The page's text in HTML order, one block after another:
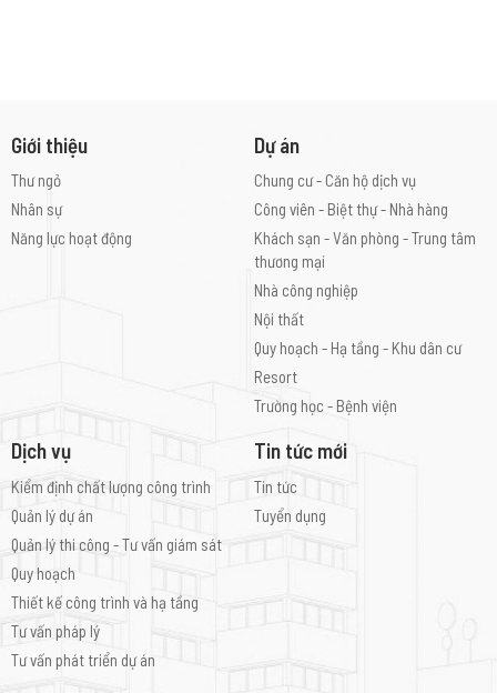
Giới thiệu
Thư ngỏ
Nhân sự
Năng lực hoạt động
Dự án
Chung cư - Căn hộ dịch vụ
Công viên - Biệt thự - Nhà hàng
Khách sạn - Văn phòng - Trung tâm
thương mại
Nhà công nghiệp
Nội thất
Quy hoạch - Hạ tầng - Khu dân cư
Resort
Trường học - Bệnh viện
Dịch vụ
Kiểm định chất lượng công trình
Quản lý dự án
Quản lý thi công - Tư vấn giám sát
Quy hoạch
Thiết kế công trình và hạ tầng
Tư vấn pháp lý
Tư vấn phát triển dự án
Tin tức mới
Tin tức
Tuyển dụng